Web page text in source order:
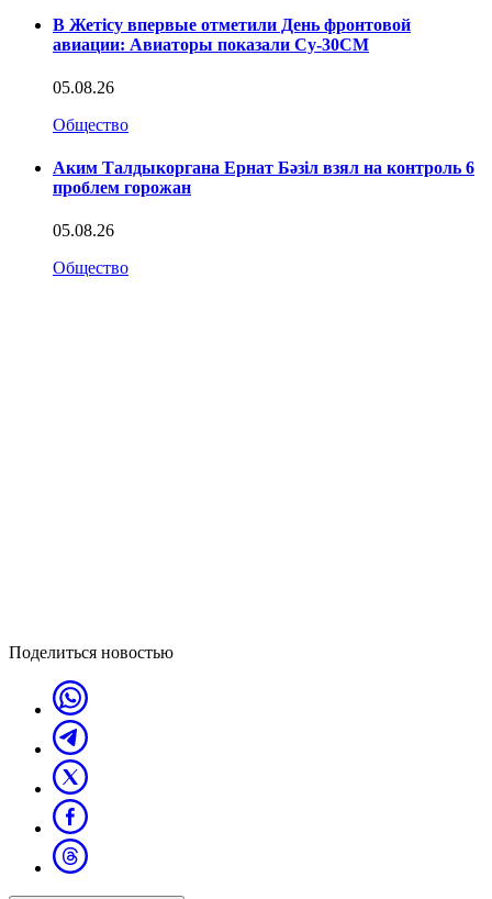
В Жетісу впервые отметили День фронтовой
авиации: Авиаторы показали Су-30СМ
05.08.26
Общество
Аким Талдыкоргана Ернат Бәзіл взял на контроль 6
проблем горожан
05.08.26
Общество
Поделиться новостью